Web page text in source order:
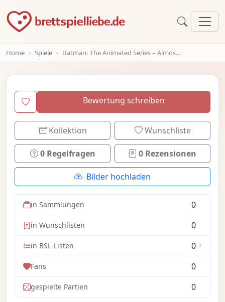
Home Spiele Batman: The Animated Series – Almost Got 'Im Card Game
Bewertung schreiben
Kollektion Wunschliste
0 Regelfragen 0 Rezensionen
Bilder hochladen
in Sammlungen 0
in Wunschlisten 0
in BSL-Listen 0
Fans 0
gespielte Partien 0